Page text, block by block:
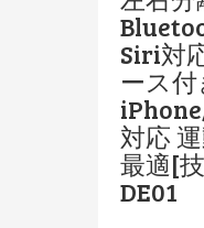
Siri対
ース付
対応
最適[
DE01